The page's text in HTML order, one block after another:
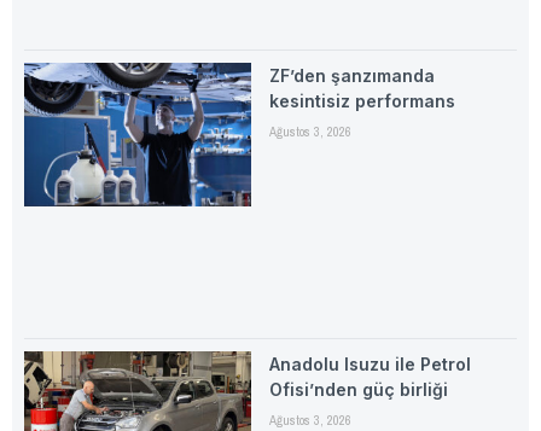
ZF’den şanzımanda
kesintisiz performans
Ağustos 3, 2026
Anadolu Isuzu ile Petrol
Ofisi’nden güç birliği
Ağustos 3, 2026